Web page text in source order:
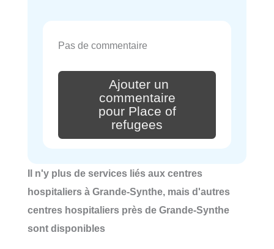
Pas de commentaire
Ajouter un
commentaire
pour Place of
refugees
Il n'y plus de services liés aux centres
hospitaliers à Grande-Synthe, mais d'autres
centres hospitaliers près de Grande-Synthe
sont disponibles